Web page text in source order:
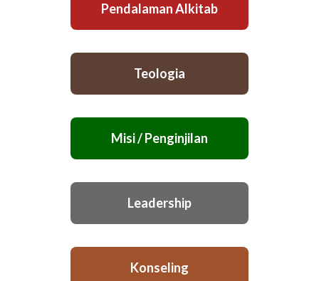
Pendalaman Alkitab
Teologia
Misi / Penginjilan
Leadership
Konseling